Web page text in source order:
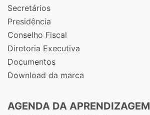
Secretários
Presidência
Conselho Fiscal
Diretoria Executiva
Documentos
Download da marca
AGENDA DA APRENDIZAGEM